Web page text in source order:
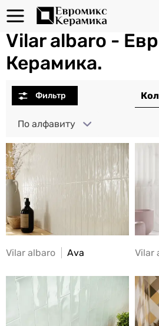
Vilar albaro -
Керамика.
По алфавиту
Vilar albaro Ava Vilar